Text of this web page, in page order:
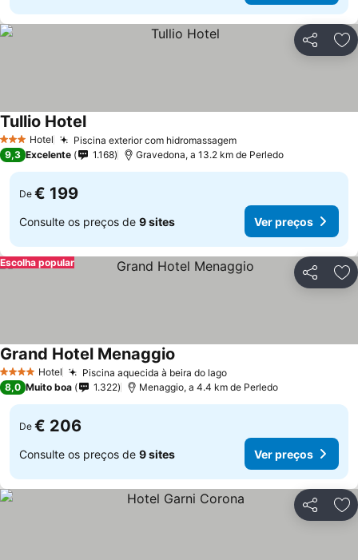
Partilhar
3 EstrelasHotel Piscina exterior com hidromassagem
Tullio Hotel
9,3 Excelente 1.168 Gravedona, a 13.2 km de Perledo
De € 199
Consulte os preços de 9 sites Ver preços
Partilhar
Escolha popular
4 EstrelasHotel Piscina aquecida à beira do lago
Grand Hotel Menaggio
8,0 Muito boa 1.322 Menaggio, a 4.4 km de Perledo
De € 206
Consulte os preços de 9 sites Ver preços
Partilhar